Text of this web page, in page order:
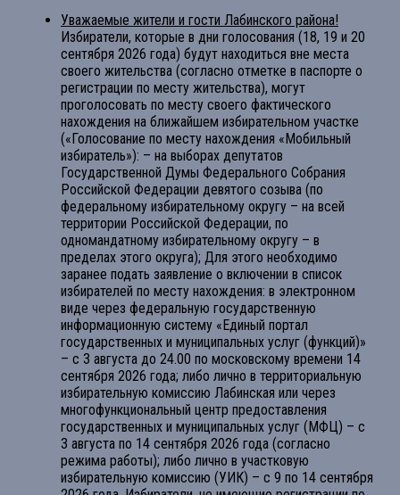
Уважаемые жители и гости Лабинского района!
Избиратели, которые в дни голосования (18, 19 и 20
сентября 2026 года) будут находиться вне места
своего жительства (согласно отметке в паспорте о
регистрации по месту жительства), могут
проголосовать по месту своего фактического
нахождения на ближайшем избирательном участке
(«Голосование по месту нахождения «Мобильный
избиратель»): – на выборах депутатов
Государственной Думы Федерального Собрания
Российской Федерации девятого созыва (по
федеральному избирательному округу – на всей
территории Российской Федерации, по
одномандатному избирательному округу – в
пределах этого округа); Для этого необходимо
заранее подать заявление о включении в список
избирателей по месту нахождения: в электронном
виде через федеральную государственную
информационную систему «Единый портал
государственных и муниципальных услуг (функций)»
– с 3 августа до 24.00 по московскому времени 14
сентября 2026 года; либо лично в территориальную
избирательную комиссию Лабинская или через
многофункциональный центр предоставления
государственных и муниципальных услуг (МФЦ) – с
3 августа по 14 сентября 2026 года (согласно
режима работы); либо лично в участковую
избирательную комиссию (УИК) – с 9 по 14 сентября